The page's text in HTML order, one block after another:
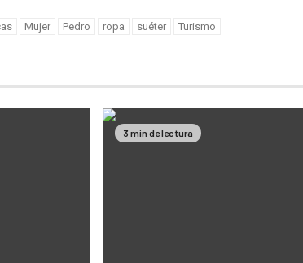
Mujer Pedro ropa suéter Turismo
3 min de lectura